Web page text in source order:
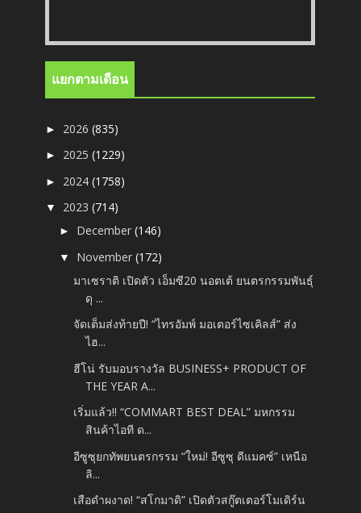
แยกตามเดือน
► 2026(835)
► 2025(1229)
► 2024(1758)
▼ 2023(714)
► December(146)
▼ November(172)
มาเซราติ เปิดตัว เอ็มซี20 นอตเต้ ยนตรกรรมพันธุ์
ดุ ...
จัดเต็มส่งท้ายปี! “ไทรอัมพ์ มอเตอร์ไซเคิลส์” ส่ง
ไฮ...
ฮีโน่ รับมอบรางวัล BUSINESS+ PRODUCT OF
THE YEAR A...
เริ่มแล้ว!! “COMMART BEST DEAL” มหกรรม
สินค้าไอที ด...
อีซูซุยกทัพยนตรกรรม “ใหม่! อีซูซุ ดีแมคซ์” เหนือ
ลิ...
เสือดำผงาด! “สโกมาดิ” เปิดตัวสกู๊ตเตอร์โมเดิร์น